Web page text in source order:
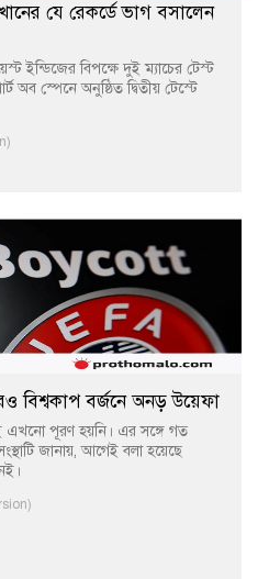
যে রেকর্ডে ভাগ বসালেন
ইন্ডিজের বিপক্ষে দুই ম্যাচের টেস্ট
অব স্পেনে অনুষ্ঠিত দ্বিতীয় টেস্টে
বিশ্বকাপ বর্জনে অনড় উয়েফা
এখনো পূরণ হয়নি। এর সঙ্গে গত
জানায়, আগেই বলা হয়েছে